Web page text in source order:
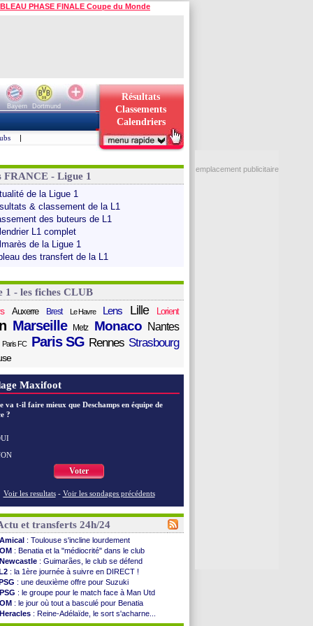
PHASE FINALE Coupe du Monde
Bayern
Dortmund
Résultats
Classements
Calendriers
|
FRANCE - Ligue 1
de la Ligue 1
& classement de la L1
des buteurs de L1
L1 complet
de la Ligue 1
des transfert de la L1
1 - les fiches CLUB
Auxerre Brest Le Havre Lens Lille Lorient
Marseille Metz Monaco Nantes
Paris FC Paris SG Rennes Strasbourg
Maxifoot
va t-il faire mieux que Deschamps en équipe de
?
Voter
Voir les resultats - Voir les sondages précédents
et transferts 24h/24
Amical : Toulouse s'incline lourdement
OM : Benatia et la "médiocrité" dans le club
Newcastle : Guimarães, le club se défend
: la 1ère journée à suivre en DIRECT !
: une deuxième offre pour Suzuki
PSG : le groupe pour le match face à Man Utd
OM : le jour où tout a basculé pour Benatia
Heracles : Reine-Adélaïde, le sort s'acharne...
Monaco: Mawissa a gravement blessé Uche
emplacement publicitaire